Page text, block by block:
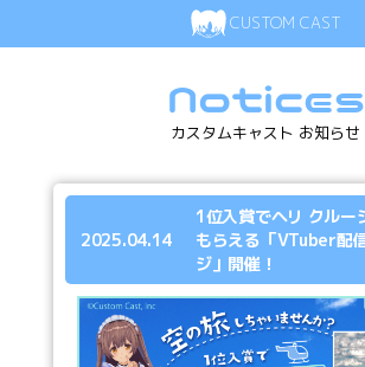
CUSTOM CAST
Notices
カスタムキャスト お知らせ
2025.04.14
1位入賞でヘリ クルー
もらえる「VTuber配
ジ」開催！